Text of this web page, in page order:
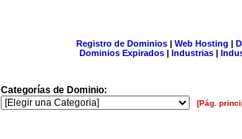
Registro de Dominios| Web Hosting |
Dominios Expirados | Industrias |
Categorías de Dominio:
[Pág.